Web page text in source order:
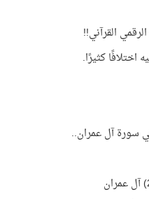
القرآني!!
اختلافًا كثيرًا.
سورة آل عمران..